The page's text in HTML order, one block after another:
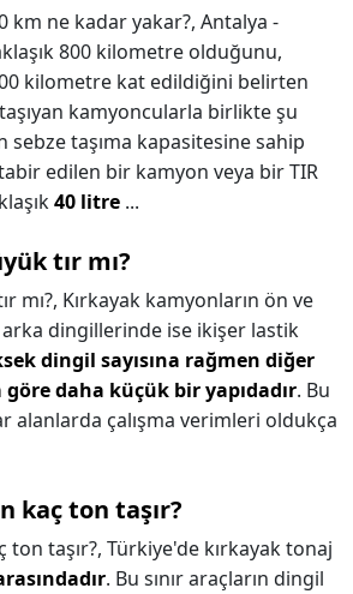
km ne kadar yakar?, Antalya -
800 kilometre olduğunu,
kilometre kat edildiğini belirten
kamyoncularla birlikte şu
sebze taşıma kapasitesine sahip
edilen bir kamyon veya bir TIR
40 litre ...
tır mı?
mı?, Kırkayak kamyonların ön ve
dingillerinde ise ikişer lastik
dingil sayısına rağmen diğer
daha küçük bir yapıdadır. Bu
alanlarda çalışma verimleri oldukça
kaç ton taşır?
ton taşır?, Türkiye'de kırkayak tonaj
. Bu sınır araçların dingil